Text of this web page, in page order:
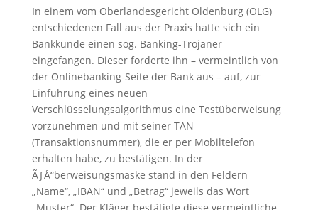
In einem vom Oberlandesgericht Oldenburg (OLG)
entschiedenen Fall aus der Praxis hatte sich ein
Bankkunde einen sog. Banking-Trojaner
eingefangen. Dieser forderte ihn – vermeintlich von
der Onlinebanking-Seite der Bank aus – auf, zur
Einführung eines neuen
Verschlüsselungsalgorithmus eine Testüberweisung
vorzunehmen und mit seiner TAN
(Transaktionsnummer), die er per Mobiltelefon
erhalten habe, zu bestätigen. In der
ÃƒÅ“berweisungsmaske stand in den Feldern
„Name“, „IBAN“ und „Betrag“ jeweils das Wort